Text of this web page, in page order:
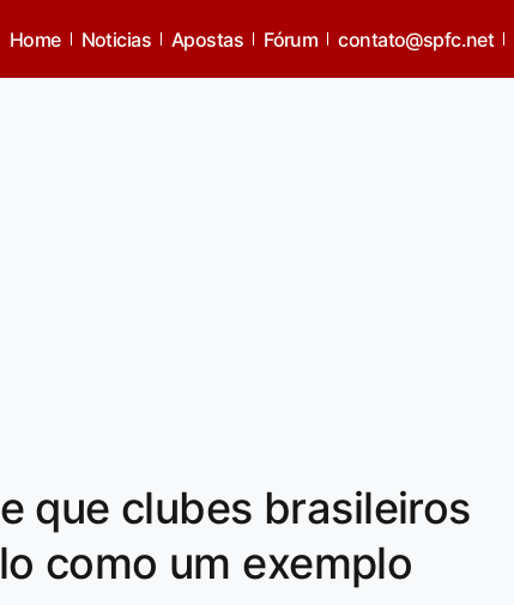
Home Noticias Apostas Fórum contato@spfc.net
que clubes brasileiros
como um exemplo